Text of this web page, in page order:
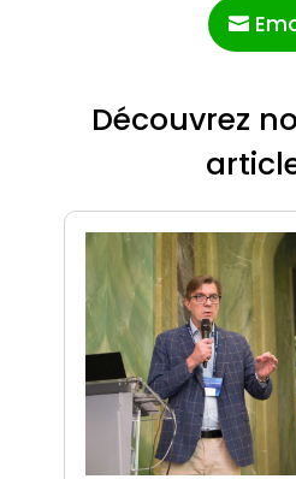
Découvrez